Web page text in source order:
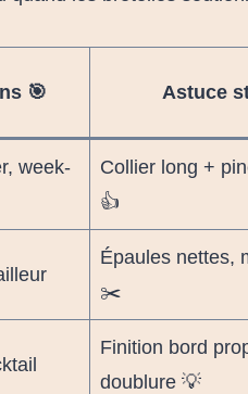
🎯 Astuce
week-
Collier long +
👍
Épaules nettes,
✂️
Finition bord
doublure 💡